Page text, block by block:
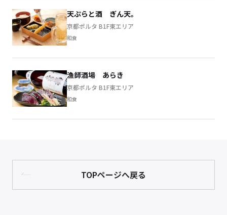
天ぷらと酒 ぎん天。
京都ポルタ B1F東エリア
和食
漁師酒場 あらき
京都ポルタ B1F東エリア
和食
TOPページへ戻る